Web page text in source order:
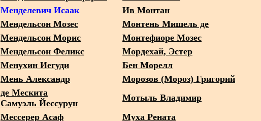
Менделевич Исаак
Ив Монтан
Мендельсон Мозес
Монтень Мишель де
Мендельсон Морис
Монтефиоре Мозес
Мендельсон Феликс
Мордехай, Эстер
Менухин Иегуди
Бен Морелл
Мень Александр
Морозов (Мороз) Григорий
де Мескита
Самуэль Йессурун
Мотыль Владимир
Мессерер Асаф
Муха Рената